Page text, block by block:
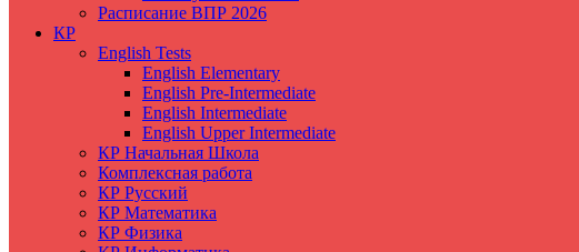
Расписание ВПР 2026
КР
English Tests
English Elementary
English Pre-Intermediate
English Intermediate
English Upper Intermediate
КР Начальная Школа
Комплексная работа
КР Русский
КР Математика
КР Физика